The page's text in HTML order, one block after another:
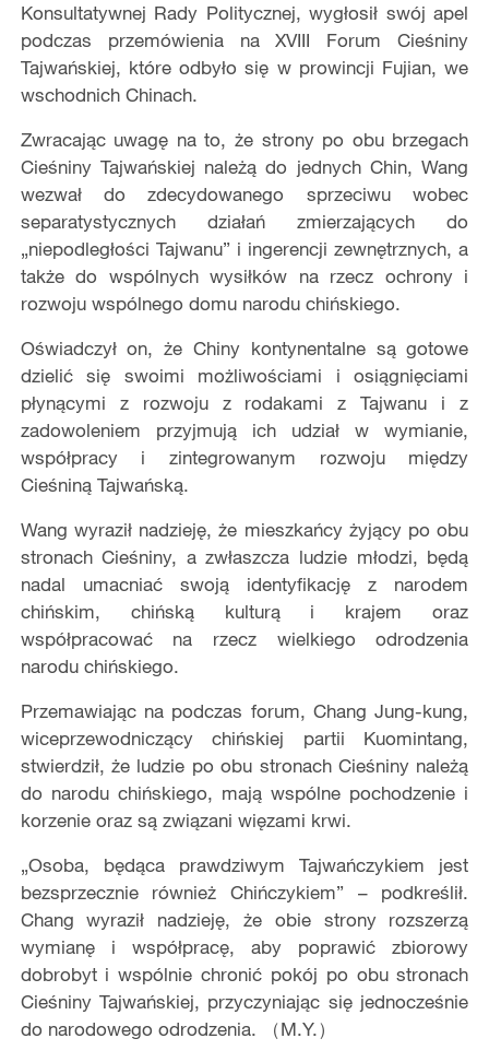
Konsultatywnej Rady Politycznej, wygłosił swój apel
podczas przemówienia na XVIII Forum Cieśniny
Tajwańskiej, które odbyło się w prowincji Fujian, we
wschodnich Chinach.
Zwracając uwagę na to, że strony po obu brzegach
Cieśniny Tajwańskiej należą do jednych Chin, Wang
wezwał do zdecydowanego sprzeciwu wobec
separatystycznych działań zmierzających do
„niepodległości Tajwanu” i ingerencji zewnętrznych, a
także do wspólnych wysiłków na rzecz ochrony i
rozwoju wspólnego domu narodu chińskiego.
Oświadczył on, że Chiny kontynentalne są gotowe
dzielić się swoimi możliwościami i osiągnięciami
płynącymi z rozwoju z rodakami z Tajwanu i z
zadowoleniem przyjmują ich udział w wymianie,
współpracy i zintegrowanym rozwoju między
Cieśniną Tajwańską.
Wang wyraził nadzieję, że mieszkańcy żyjący po obu
stronach Cieśniny, a zwłaszcza ludzie młodzi, będą
nadal umacniać swoją identyfikację z narodem
chińskim, chińską kulturą i krajem oraz
współpracować na rzecz wielkiego odrodzenia
narodu chińskiego.
Przemawiając na podczas forum, Chang Jung-kung,
wiceprzewodniczący chińskiej partii Kuomintang,
stwierdził, że ludzie po obu stronach Cieśniny należą
do narodu chińskiego, mają wspólne pochodzenie i
korzenie oraz są związani więzami krwi.
„Osoba, będąca prawdziwym Tajwańczykiem jest
bezsprzecznie również Chińczykiem” – podkreślił.
Chang wyraził nadzieję, że obie strony rozszerzą
wymianę i współpracę, aby poprawić zbiorowy
dobrobyt i wspólnie chronić pokój po obu stronach
Cieśniny Tajwańskiej, przyczyniając się jednocześnie
do narodowego odrodzenia. （M.Y.）